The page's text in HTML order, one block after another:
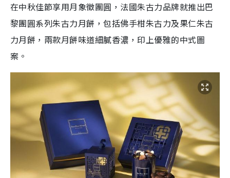
在中秋佳節享用月象徵團圓，法國朱古力品牌就推出巴
黎團圓系列朱古力月餅，包括佛手柑朱古力及果仁朱古
力月餅，兩款月餅味道細膩香濃，印上優雅的中式圖
案。